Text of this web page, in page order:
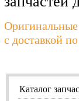
Оригинальные
с доставкой
Каталог